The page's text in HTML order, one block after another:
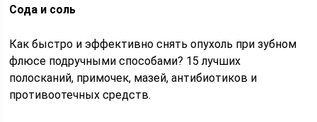
Сода и соль
Как быстро и эффективно снять опухоль при зубном
флюсе подручными способами? 15 лучших
полосканий, примочек, мазей, антибиотиков и
противоотечных средств.